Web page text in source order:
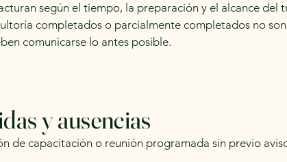
según el tiempo, la preparación y el alcance del
completados o parcialmente completados no
comunicarse lo antes posible.
y ausencias
de capacitación o reunión programada sin previo